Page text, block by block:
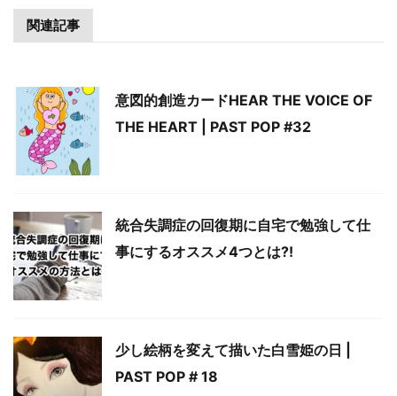
関連記事
意図的創造カードHEAR THE VOICE OF
THE HEART | PAST POP #32
統合失調症の回復期に自宅で勉強して仕
事にするオススメ4つとは?!
少し絵柄を変えて描いた白雪姫の日 |
PAST POP # 18